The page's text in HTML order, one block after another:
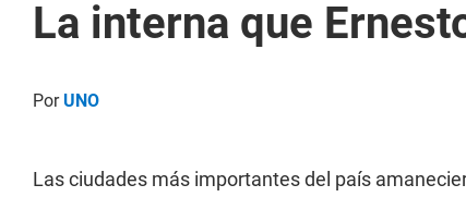
La interna que
PorUNO
Las ciudades más importantes del país